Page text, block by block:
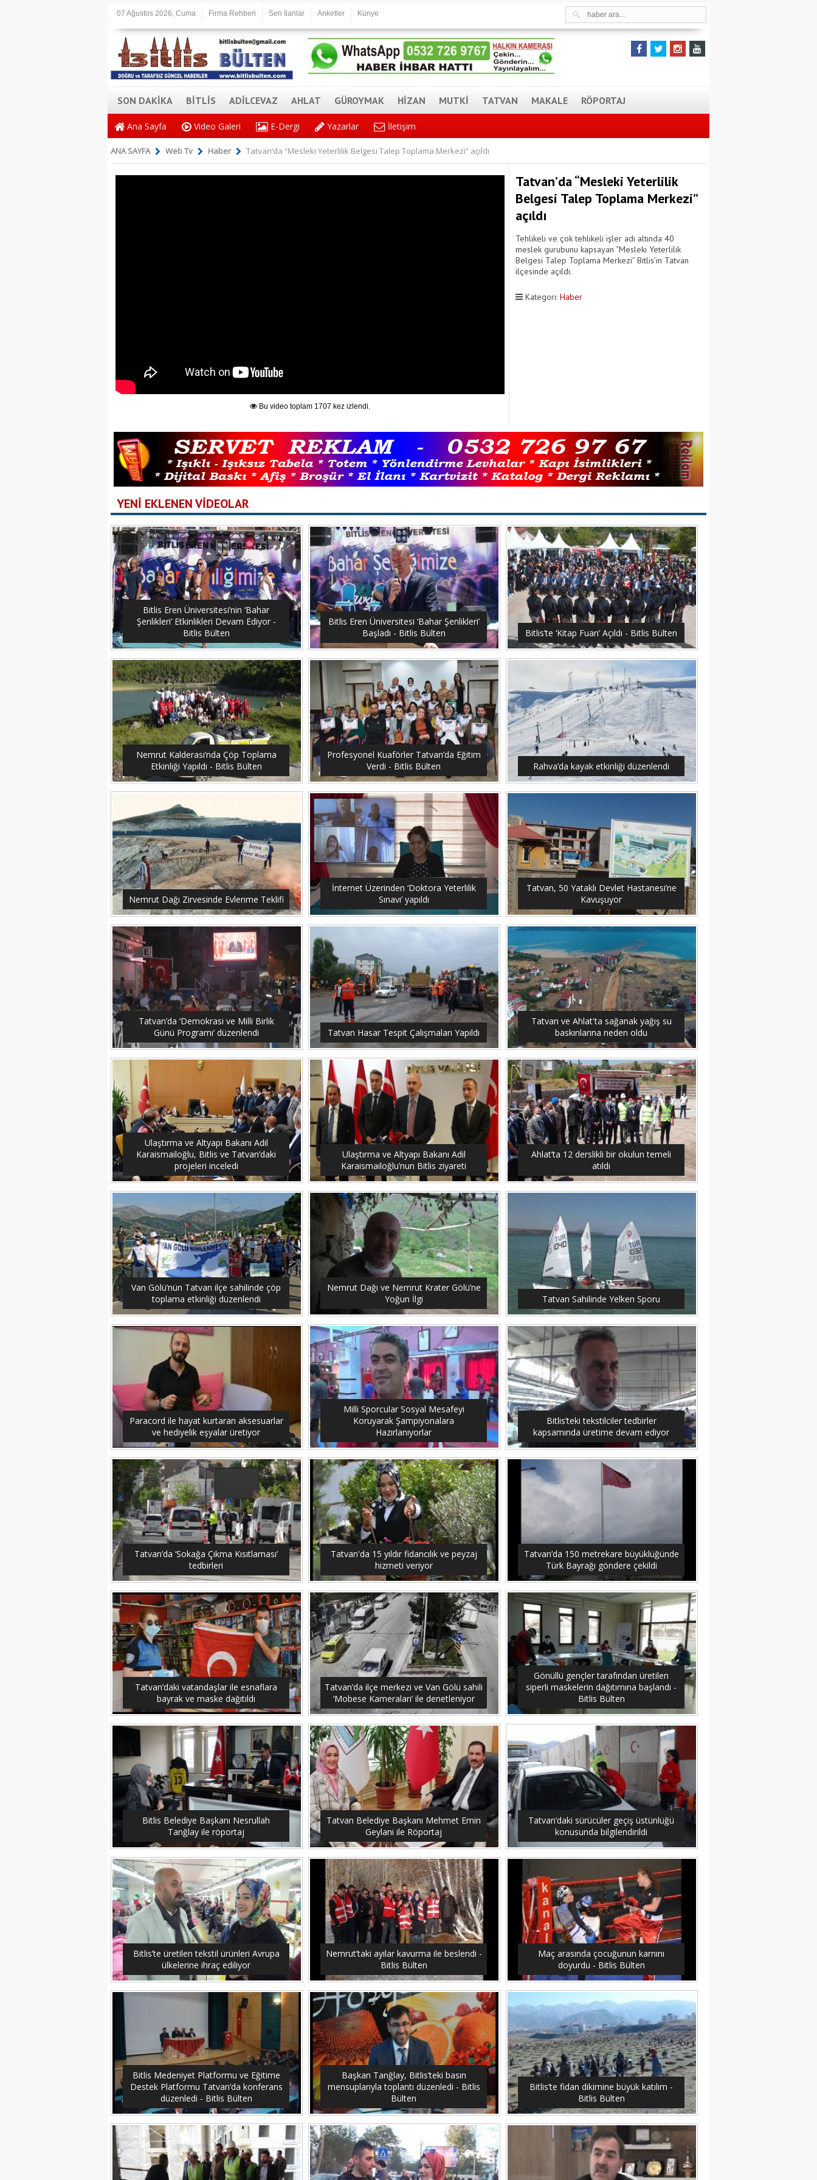
07 Ağustos 2026, Cuma Firma Rehberi Seri İlanlar Anketler Künye
SON DAKİKA BİTLİS ADİLCEVAZ AHLAT GÜROYMAK HİZAN MUTKİ TATVAN MAKALE RÖPORTAJ
Ana Sayfa Video Galeri E-Dergi Yazarlar İletişim
ANA SAYFA Web Tv Haber Tatvan’da “Mesleki Yeterlilik Belgesi Talep Toplama Merkezi” açıldı
Bu video toplam 1707 kez izlendi.
Tatvan’da “Mesleki Yeterlilik
Belgesi Talep Toplama Merkezi”
açıldı
Tehlikeli ve çok tehlikeli işler adı altında 40
meslek gurubunu kapsayan “Mesleki Yeterlilik
Belgesi Talep Toplama Merkezi” Bitlis’in Tatvan
ilçesinde açıldı.
Kategori: Haber
YENİ EKLENEN VİDEOLAR
Bitlis Eren Üniversitesi’nin ‘Bahar
Şenlikleri’ Etkinlikleri Devam Ediyor -
Bitlis Bülten
Bitlis Eren Üniversitesi ‘Bahar Şenlikleri’
Başladı - Bitlis Bülten
Bitlis’te ‘Kitap Fuarı’ Açıldı - Bitlis Bülten
Nemrut Kalderası’nda Çöp Toplama
Etkinliği Yapıldı - Bitlis Bülten
Profesyonel Kuaförler Tatvan’da Eğitim
Verdi - Bitlis Bülten
Rahva’da kayak etkinliği düzenlendi
Nemrut Dağı Zirvesinde Evlenme Teklifi
İnternet Üzerinden ‘Doktora Yeterlilik
Sınavı’ yapıldı
Tatvan, 50 Yataklı Devlet Hastanesi’ne
Kavuşuyor
Tatvan’da ‘Demokrasi ve Milli Birlik
Günü Programı’ düzenlendi
Tatvan Hasar Tespit Çalışmaları Yapıldı
Tatvan ve Ahlat'ta sağanak yağış su
baskınlarına neden oldu
Ulaştırma ve Altyapı Bakanı Adil
Karaismailoğlu, Bitlis ve Tatvan’daki
projeleri inceledi
Ulaştırma ve Altyapı Bakanı Adil
Karaismailoğlu’nun Bitlis ziyareti
Ahlat’ta 12 derslikli bir okulun temeli
atıldı
Van Gölü’nün Tatvan ilçe sahilinde çöp
toplama etkinliği düzenlendi
Nemrut Dağı ve Nemrut Krater Gölü’ne
Yoğun İlgi
Tatvan Sahilinde Yelken Sporu
Paracord ile hayat kurtaran aksesuarlar
ve hediyelik eşyalar üretiyor
Milli Sporcular Sosyal Mesafeyi
Koruyarak Şampiyonalara
Hazırlanıyorlar
Bitlis’teki tekstilciler tedbirler
kapsamında üretime devam ediyor
Tatvan’da ‘Sokağa Çıkma Kısıtlaması’
tedbirleri
Tatvan'da 15 yıldır fidancılık ve peyzaj
hizmeti veriyor
Tatvan’da 150 metrekare büyüklüğünde
Türk Bayrağı göndere çekildi
Tatvan’daki vatandaşlar ile esnaflara
bayrak ve maske dağıtıldı
Tatvan’da ilçe merkezi ve Van Gölü sahili
‘Mobese Kameraları’ ile denetleniyor
Gönüllü gençler tarafından üretilen
siperli maskelerin dağıtımına başlandı -
Bitlis Bülten
Bitlis Belediye Başkanı Nesrullah
Tanğlay ile röportaj
Tatvan Belediye Başkanı Mehmet Emin
Geylani ile Röportaj
Tatvan’daki sürücüler geçiş üstünlüğü
konusunda bilgilendirildi
Bitlis’te üretilen tekstil ürünleri Avrupa
ülkelerine ihraç ediliyor
Nemrut’taki ayılar kavurma ile beslendi -
Bitlis Bülten
Maç arasında çocuğunun karnını
doyurdu - Bitlis Bülten
Bitlis Medeniyet Platformu ve Eğitime
Destek Platformu Tatvan’da konferans
düzenledi - Bitlis Bülten
Başkan Tanğlay, Bitlis’teki basın
mensuplarıyla toplantı düzenledi - Bitlis
Bülten
Bitlis’te fidan dikimine büyük katılım -
Bitlis Bülten